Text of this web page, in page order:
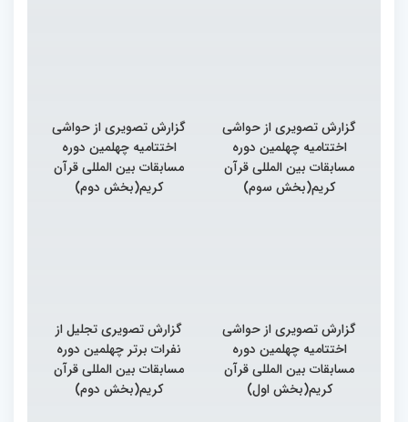
گزارش تصویری از حواشی
اختتامیه چهلمین دوره
مسابقات بین المللی قرآن
کریم(بخش سوم)
گزارش تصویری از حواشی
اختتامیه چهلمین دوره
مسابقات بین المللی قرآن
کریم(بخش دوم)
گزارش تصویری از حواشی
اختتامیه چهلمین دوره
مسابقات بین المللی قرآن
کریم(بخش اول)
گزارش تصویری تجلیل از
نفرات برتر چهلمین دوره
مسابقات بین المللی قرآن
کریم(بخش دوم)